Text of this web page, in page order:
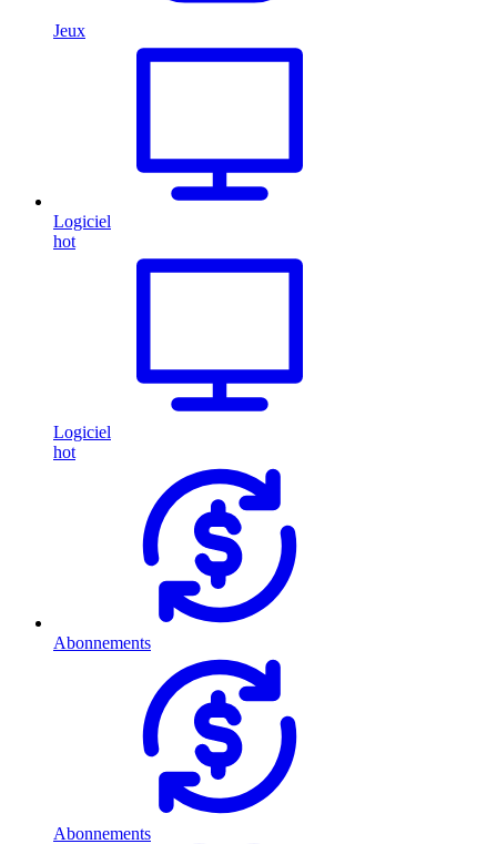
Jeux
Logiciel
hot
Logiciel
hot
Abonnements
Abonnements